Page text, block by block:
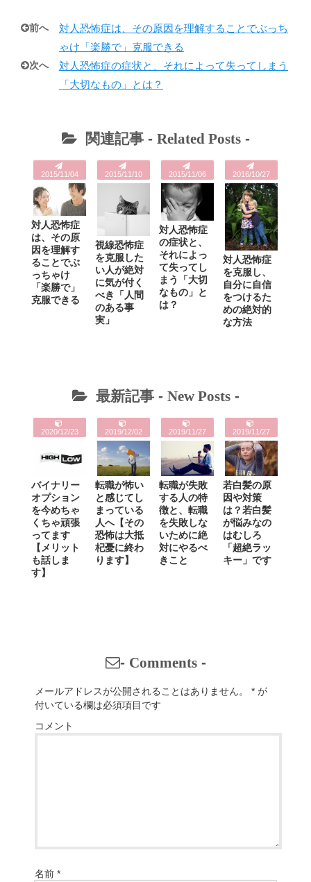
前へ
対人恐怖症は、その原因を理解することでぶっち
ゃけ「楽勝で」克服できる
次へ
対人恐怖症の症状と、それによって失ってしまう
「大切なもの」とは？
関連記事 - Related Posts-
2015/11/04
対人恐怖症
は、その原
因を理解す
ることでぶ
っちゃけ
「楽勝で」
克服できる
2015/11/10
視線恐怖症
を克服した
い人が絶対
に気が付く
べき「人間
のある事
実」
2015/11/06
対人恐怖症
の症状と、
それによっ
て失ってし
まう「大切
なもの」と
は？
2016/10/27
対人恐怖症
を克服し、
自分に自信
をつけるた
めの絶対的
な方法
最新記事 - New Posts-
2020/12/23
バイナリー
オプション
を今めちゃ
くちゃ頑張
ってます
【メリット
も話しま
す】
2019/12/02
転職が怖い
と感じてし
まっている
人へ【その
恐怖は大抵
杞憂に終わ
ります】
2019/11/27
転職が失敗
する人の特
徴と、転職
を失敗しな
いために絶
対にやるべ
きこと
2019/11/27
若白髪の原
因や対策
は？若白髪
が悩みなの
はむしろ
「超絶ラッ
キー」です
- Comments-
メールアドレスが公開されることはありません。 * が
付いている欄は必須項目です
コメント
名前 *